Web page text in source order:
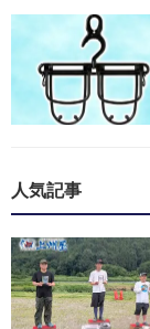
人気記事